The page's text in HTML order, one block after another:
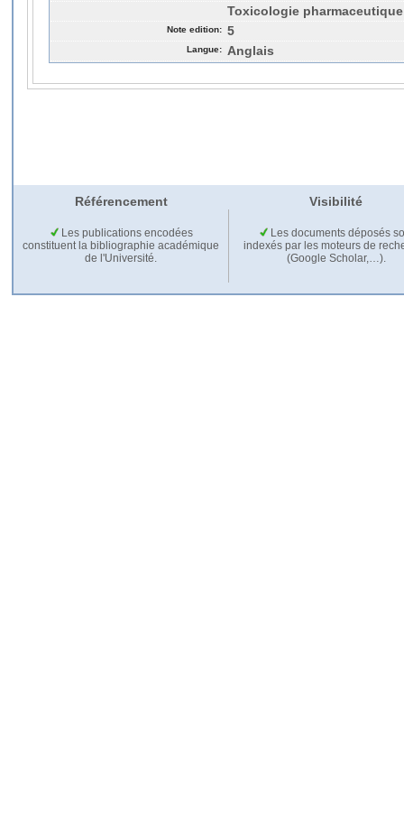
Toxicologie pharmaceutique
Note edition: 5
Langue: Anglais
Référencement Visibilité
Les publications encodées
constituent la bibliographie académique
de l'Université.
Les documents déposés
indexés par les moteurs de
(Google Scholar,…).